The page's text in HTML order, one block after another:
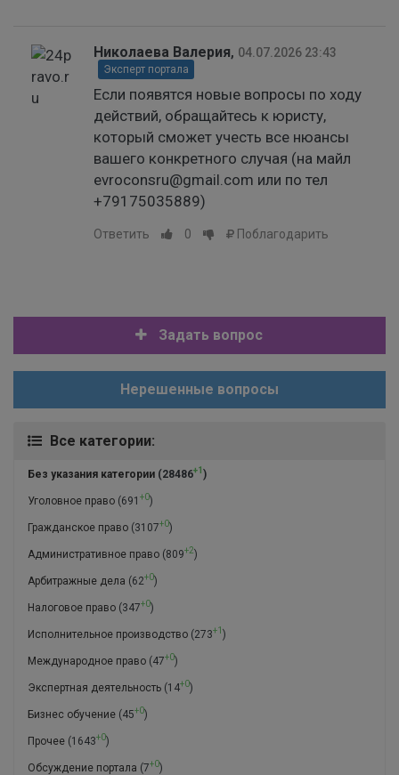
Николаева Валерия, 04.07.2026 23:43
Эксперт портала
Если появятся новые вопросы по ходу
действий, обращайтесь к юристу,
который сможет учесть все нюансы
вашего конкретного случая (на майл
evroconsru@gmail.com или по тел
+79175035889)
Ответить 0 Поблагодарить
Задать вопрос
Нерешенные вопросы
Все категории:
Без указания категории (28486+1 )
Уголовное право (691 +0)
Гражданское право (3107+0)
Административное право (809+2)
Арбитражные дела (62+0)
Налоговое право (347+0)
Исполнительное производство (273+1 )
Международное право (47+0)
Экспертная деятельность (14+0)
Бизнес обучение (45+0)
Прочее (1643+0)
Обсуждение портала (7+0)